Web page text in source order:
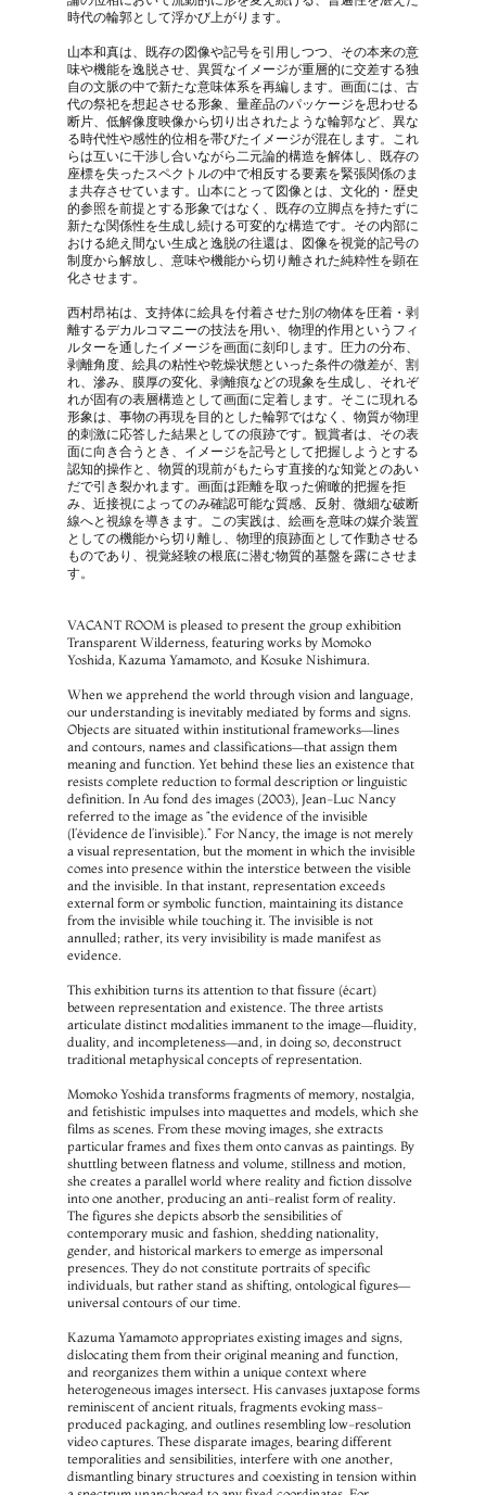
時代の輪郭として浮かび上がります。
山本和真は、既存の図像や記号を引用しつつ、その本来の意
味や機能を逸脱させ、異質なイメージが重層的に交差する独
自の文脈の中で新たな意味体系を再編します。画面には、古
代の祭祀を想起させる形象、量産品のパッケージを思わせる
断片、低解像度映像から切り出されたような輪郭など、異な
る時代性や感性的位相を帯びたイメージが混在します。これ
らは互いに干渉し合いながら二元論的構造を解体し、既存の
座標を失ったスペクトルの中で相反する要素を緊張関係のま
ま共存させています。山本にとって図像とは、文化的・歴史
的参照を前提とする形象ではなく、既存の立脚点を持たずに
新たな関係性を生成し続ける可変的な構造です。その内部に
おける絶え間ない生成と逸脱の往還は、図像を視覚的記号の
制度から解放し、意味や機能から切り離された純粋性を顕在
化させます。
西村昂祐は、支持体に絵具を付着させた別の物体を圧着・剥
離するデカルコマニーの技法を用い、物理的作用というフィ
ルターを通したイメージを画面に刻印します。圧力の分布、
剥離角度、絵具の粘性や乾燥状態といった条件の微差が、割
れ、滲み、膜厚の変化、剥離痕などの現象を生成し、それぞ
れが固有の表層構造として画面に定着します。そこに現れる
形象は、事物の再現を目的とした輪郭ではなく、物質が物理
的刺激に応答した結果としての痕跡です。観賞者は、その表
面に向き合うとき、イメージを記号として把握しようとする
認知的操作と、物質的現前がもたらす直接的な知覚とのあい
だで引き裂かれます。画面は距離を取った俯瞰的把握を拒
み、近接視によってのみ確認可能な質感、反射、微細な破断
線へと視線を導きます。この実践は、絵画を意味の媒介装置
としての機能から切り離し、物理的痕跡面として作動させる
ものであり、視覚経験の根底に潜む物質的基盤を露にさせま
す。
VACANT ROOM is pleased to present the group exhibition
Transparent Wilderness, featuring works by Momoko
Yoshida, Kazuma Yamamoto, and Kosuke Nishimura.
When we apprehend the world through vision and language,
our understanding is inevitably mediated by forms and signs.
Objects are situated within institutional frameworks—lines
and contours, names and classifications—that assign them
meaning and function. Yet behind these lies an existence that
resists complete reduction to formal description or linguistic
definition. In Au fond des images (2003), Jean-Luc Nancy
referred to the image as “the evidence of the invisible
(l’évidence de l’invisible).” For Nancy, the image is not merely
a visual representation, but the moment in which the invisible
comes into presence within the interstice between the visible
and the invisible. In that instant, representation exceeds
external form or symbolic function, maintaining its distance
from the invisible while touching it. The invisible is not
annulled; rather, its very invisibility is made manifest as
evidence.
This exhibition turns its attention to that fissure (écart)
between representation and existence. The three artists
articulate distinct modalities immanent to the image—fluidity,
duality, and incompleteness—and, in doing so, deconstruct
traditional metaphysical concepts of representation.
Momoko Yoshida transforms fragments of memory, nostalgia,
and fetishistic impulses into maquettes and models, which she
films as scenes. From these moving images, she extracts
particular frames and fixes them onto canvas as paintings. By
shuttling between flatness and volume, stillness and motion,
she creates a parallel world where reality and fiction dissolve
into one another, producing an anti-realist form of reality.
The figures she depicts absorb the sensibilities of
contemporary music and fashion, shedding nationality,
gender, and historical markers to emerge as impersonal
presences. They do not constitute portraits of specific
individuals, but rather stand as shifting, ontological figures—
universal contours of our time.
Kazuma Yamamoto appropriates existing images and signs,
dislocating them from their original meaning and function,
and reorganizes them within a unique context where
heterogeneous images intersect. His canvases juxtapose forms
reminiscent of ancient rituals, fragments evoking mass-
produced packaging, and outlines resembling low-resolution
video captures. These disparate images, bearing different
temporalities and sensibilities, interfere with one another,
dismantling binary structures and coexisting in tension within